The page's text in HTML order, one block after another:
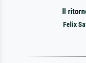
Il
Felix